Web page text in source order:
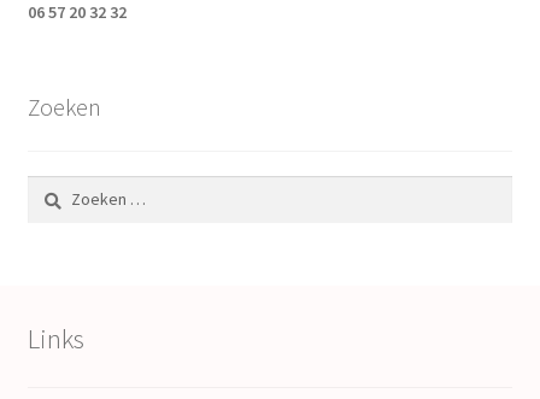
06 57 20 32 32
Zoeken
Zoeken
naar:
Links